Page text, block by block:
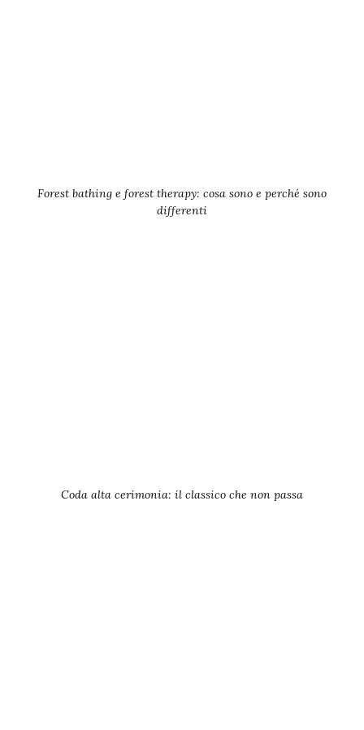
Forest bathing e forest therapy: cosa sono e perché sono
differenti
Coda alta cerimonia: il classico che non passa